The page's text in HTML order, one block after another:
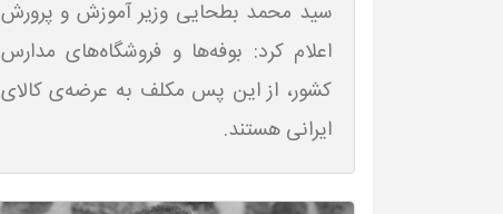
سید محمد بطحایی وزیر آموزش و پرورش
اعلام کرد: بوفه‌ها و فروشگاه‌های مدارس
کشور، از این پس مکلف به عرضه‌ی کالای
ایرانی هستند.